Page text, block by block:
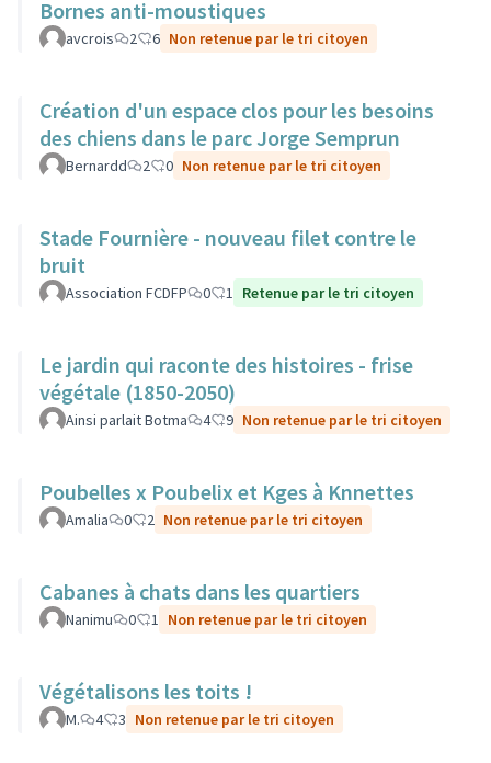
Bornes anti-moustiques
avcrois 2 6 Non retenue par le tri citoyen
Création d'un espace clos pour les besoins
des chiens dans le parc Jorge Semprun
Bernardd 2 0 Non retenue par le tri citoyen
Stade Fournière - nouveau filet contre le
bruit
Association FCDFP 0 1 Retenue par le tri citoyen
Le jardin qui raconte des histoires - frise
végétale (1850-2050)
Ainsi parlait Botma 4 9 Non retenue par le tri citoyen
Poubelles x Poubelix et Kges à Knnettes
Amalia 0 2 Non retenue par le tri citoyen
Cabanes à chats dans les quartiers
Nanimu 0 1 Non retenue par le tri citoyen
Végétalisons les toits !
M. 4 3 Non retenue par le tri citoyen